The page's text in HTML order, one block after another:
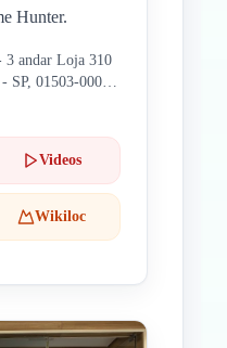
Hunter.
3 andar Loja 310
SP, 01503-000,
Videos
Wikiloc